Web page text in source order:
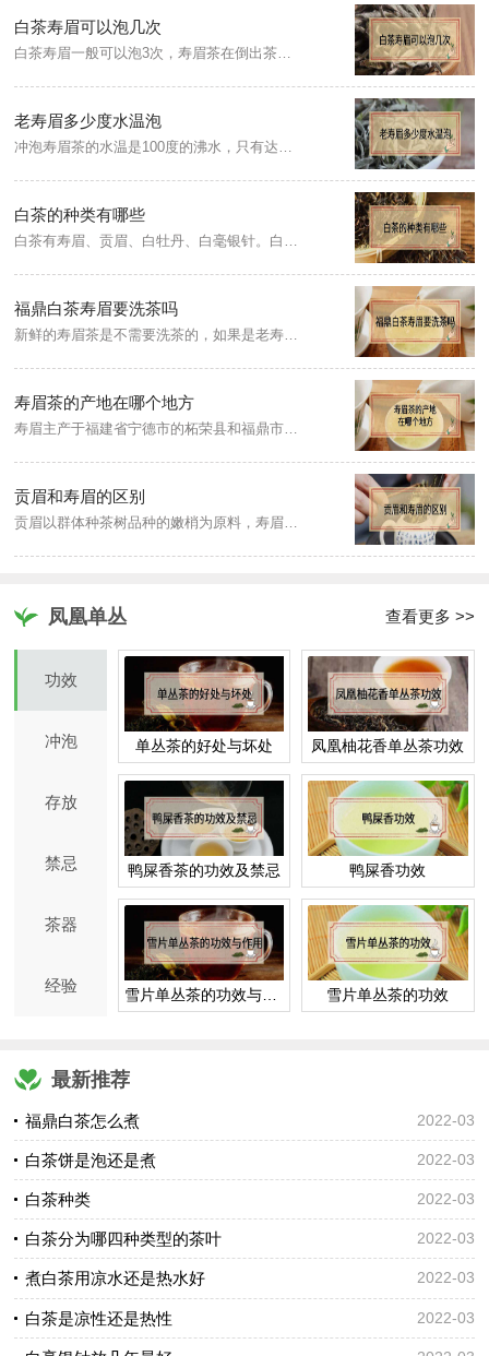
白茶寿眉可以泡几次
老寿眉多少度水温泡
白茶的种类有哪些
福鼎白茶寿眉要洗茶吗
寿眉茶的产地在哪个地方
贡眉和寿眉的区别
凤凰单丛 查看更多 >>
功效
冲泡
存放
禁忌
茶器
经验
单丛茶的好处与坏处 凤凰柚花香单丛茶功效
鸭屎香茶的功效及禁忌 鸭屎香功效
雪片单丛茶的功效与作用 雪片单丛茶的功效
最新推荐
福鼎白茶怎么煮 2022-03
白茶饼是泡还是煮 2022-03
白茶种类 2022-03
白茶分为哪四种类型的茶叶 2022-03
煮白茶用凉水还是热水好 2022-03
白茶是凉性还是热性 2022-03